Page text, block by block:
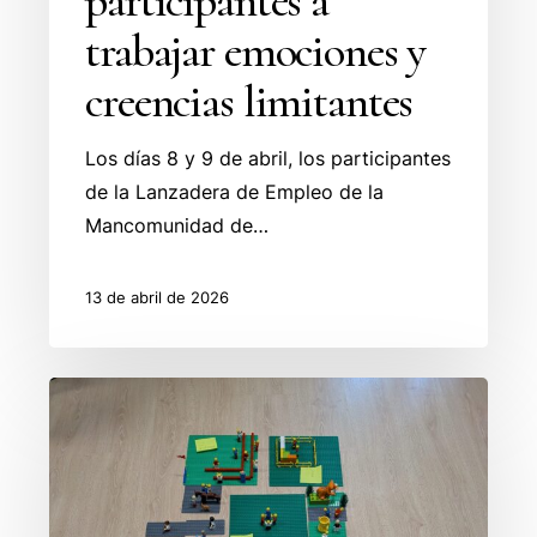
trabajar emociones y
creencias limitantes
Los días 8 y 9 de abril, los participantes
de la Lanzadera de Empleo de la
Mancomunidad de…
13 de abril de 2026
El
programa